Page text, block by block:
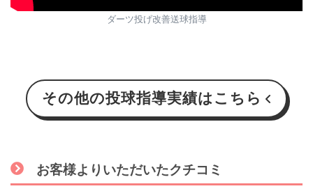
ダーツ投げ改善送球指導
その他の投球指導実績はこちら
お客様よりいただいたクチコミ